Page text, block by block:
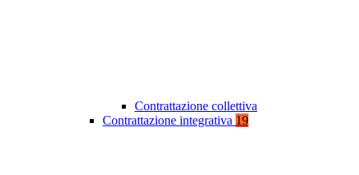
Contrattazione collettiva
Contrattazione integrativa 19